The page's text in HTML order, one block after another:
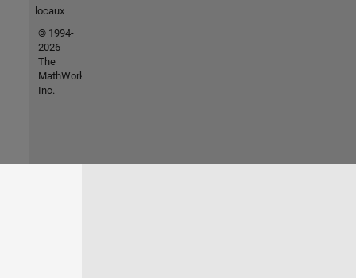
locaux
© 1994-
2026
The
MathWorks,
Inc.